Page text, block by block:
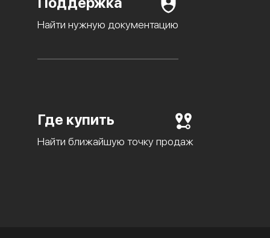
Найти нужную документацию
Где купить
Найти ближайшую точку продаж